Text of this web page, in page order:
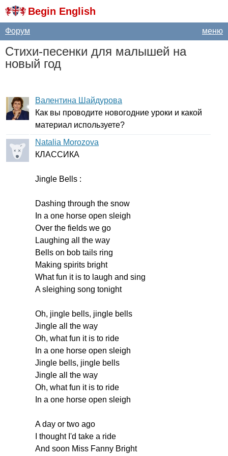
Begin English
меню
Форум
Стихи-песенки для малышей на
новый год
Валентина Шайдурова
Как вы проводите новогодние уроки и какой
материал используете?
Natalia Morozova
КЛАССИКА
Jingle Bells :
Dashing through the snow
In a one horse open sleigh
Over the fields we go
Laughing all the way
Bells on bob tails ring
Making spirits bright
What fun it is to laugh and sing
A sleighing song tonight
Oh, jingle bells, jingle bells
Jingle all the way
Oh, what fun it is to ride
In a one horse open sleigh
Jingle bells, jingle bells
Jingle all the way
Oh, what fun it is to ride
In a one horse open sleigh
A day or two ago
thought I'd take a ride
And soon Miss Fanny Bright